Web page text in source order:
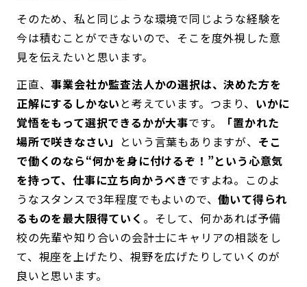
そのため、私と同じような環境で同じような経験を
今は積むことができないので、そこを度外視した意
見を伝えたいと思います。
正直、事業会社か監査法人かの選択は、決めた方を
正解にするしかない と考えています。つまり、 いかに
覚悟をもって選択できるかが大事です。
「置かれた
場所で咲きなさい」 という言葉もありますが、 そこ
で働くのなら“何かを身に付けるぞ！”という心意気
を持って、仕事に立ち向かうべきですよね。このよ
うなスタンスで3年程度でもよいので、働いて得られ
るものを最大限得ていく 。そして、何かあれば予備
校の先輩や知り合いの会計士にキャリアの相談をし
て、視座を上げたり、視野を広げたりしていくのが
良いと思います。